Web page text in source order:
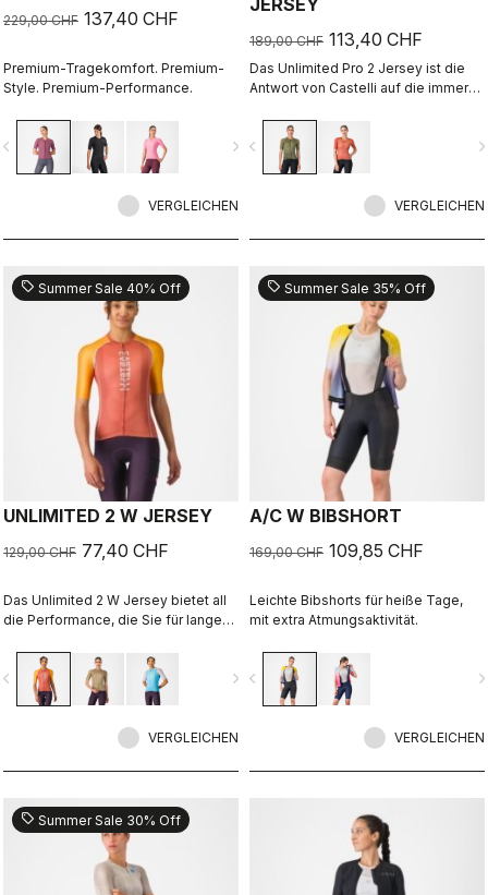
229,00 CHF 137,40 CHF
Premium-Tragekomfort. Premium-
Style. Premium-Performance.
navigate_next
VERGLEICHEN
JERSEY
189,00 CHF 113,40 CHF
Das Unlimited Pro 2 Jersey ist die
Antwort von Castelli auf die immer
von Gravel-Fahrern, die alles aus
ihrer Ausrüstung herausholen
möchten, ohne dabei den Geist des
navigate_before
VERGLEICHEN
sell Summer Sale 40% Off
UNLIMITED 2 W JERSEY
129,00 CHF 77,40 CHF
Das Unlimited 2 W Jersey bietet all
die Performance, die Sie für lange
navigate_next
VERGLEICHEN
sell Summer Sale 35% Off
A/C W BIBSHORT
169,00 CHF 109,85 CHF
Leichte Bibshorts für heiße Tage,
mit extra Atmungsaktivität.
navigate_before
VERGLEICHEN
sell Summer Sale 30% Off